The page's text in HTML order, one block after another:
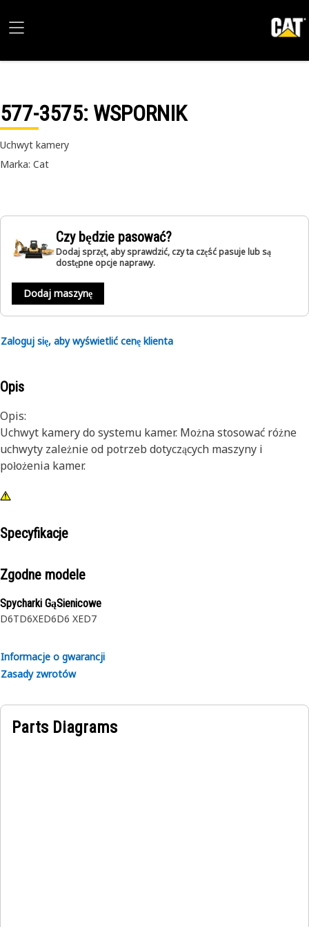
577-3575: WSPORNIK
Uchwyt kamery
Marka: Cat
Czy będzie pasować?
Dodaj sprzęt, aby sprawdzić, czy ta część pasuje lub są
dostępne opcje naprawy.
Dodaj maszynę
Zaloguj się, aby wyświetlić cenę klienta
Opis
Opis:
Uchwyt kamery do systemu kamer. Można stosować różne
uchwyty zależnie od potrzeb dotyczących maszyny i
położenia kamer.
Specyfikacje
Zgodne modele
Spycharki GąSienicowe
D6TD6XED6D6 XED7
Informacje o gwarancji
Zasady zwrotów
Parts Diagrams